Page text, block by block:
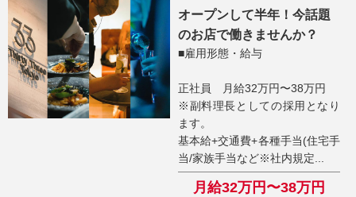
オープンして半年！今話題
のお店で働きませんか？
■雇用形態・給与
正社員 月給32万円〜38万円
※副料理長としての採用となり
ます。
基本給+交通費+各種手当(住宅手
当/家族手当など※社内規定...
月給32万円〜38万円